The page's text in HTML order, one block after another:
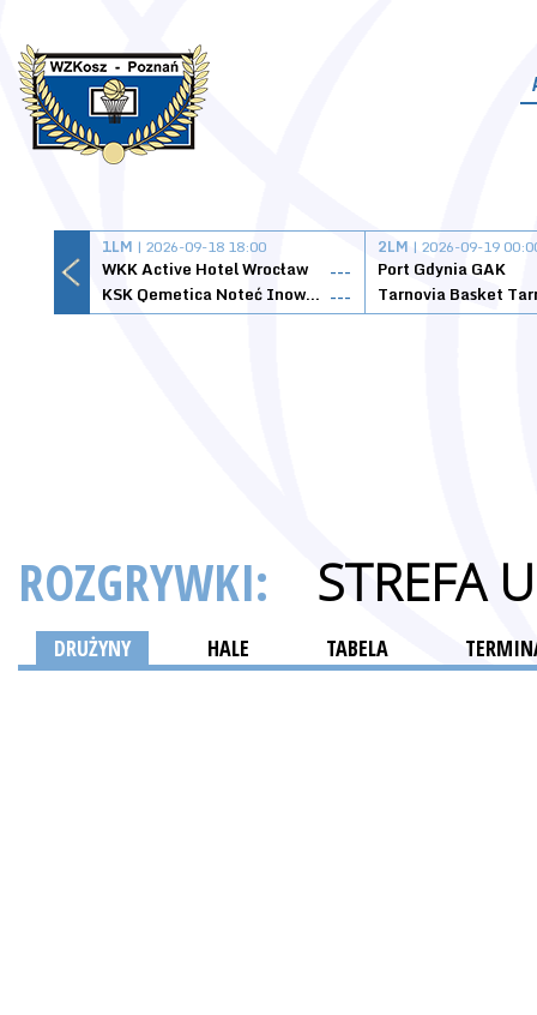
1LM | 2026-09-18 18:00
WKK Active Hotel Wrocław
---
KSK Qemetica Noteć Inowrocław ---
2LM | 2026-09-19
Port Gdynia GAK
ROZGRYWKI: STREFA
DRUŻYNY HALE TABELA